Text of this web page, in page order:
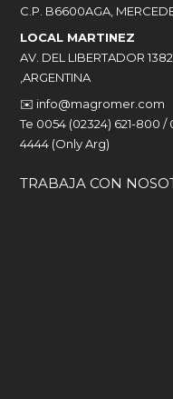
C.P. B6600AGA,
LOCAL MARTINEZ
AV. DEL LIBERTADOR
,ARGENTINA
✉️ info@magromer.com
Te 0054 (02324) 621-800
4444 (Only Arg)
TRABAJA CON